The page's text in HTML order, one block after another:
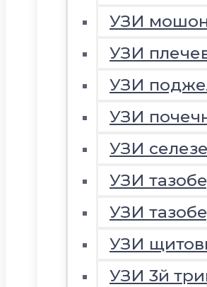
УЗИ
УЗИ
УЗИ
УЗИ
УЗИ
УЗИ
УЗИ
УЗИ
УЗИ 3й